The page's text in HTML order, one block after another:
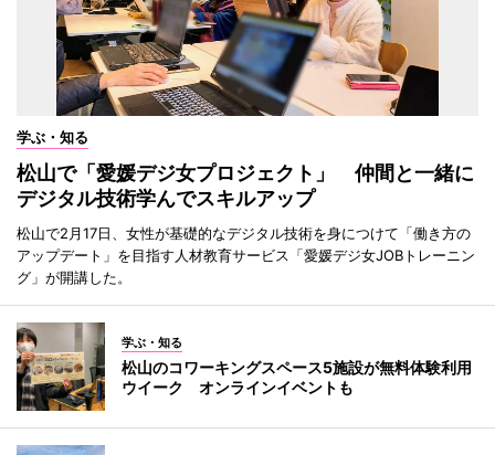
学ぶ・知る
松山で「愛媛デジ女プロジェクト」 仲間と一緒に
デジタル技術学んでスキルアップ
松山で2月17日、女性が基礎的なデジタル技術を身につけて「働き方の
アップデート」を目指す人材教育サービス「愛媛デジ女JOBトレーニン
グ」が開講した。
学ぶ・知る
松山のコワーキングスペース5施設が無料体験利用
ウイーク オンラインイベントも